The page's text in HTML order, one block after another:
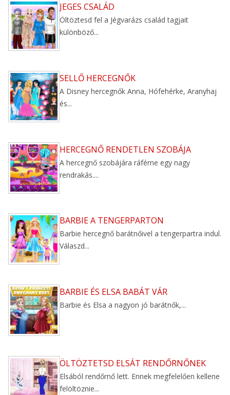
JEGES CSALÁD
Öltöztesd fel a Jégvarázs család tagjait
különböző...
SELLŐ HERCEGNŐK
A Disney hercegnők Anna, Hófehérke, Aranyhaj
és...
HERCEGNŐ RENDETLEN SZOBÁJA
A hercegnő szobájára ráférne egy nagy
rendrakás....
BARBIE A TENGERPARTON
Barbie hercegnő barátnőivel a tengerpartra indul.
Válaszd...
BARBIE ÉS ELSA BABÁT VÁR
Barbie és Elsa a nagyon jó barátnők,...
ÖLTÖZTETSD ELSÁT RENDŐRNŐNEK
Elsából rendőrnő lett. Ennek megfelelően kellene
felöltöznie...